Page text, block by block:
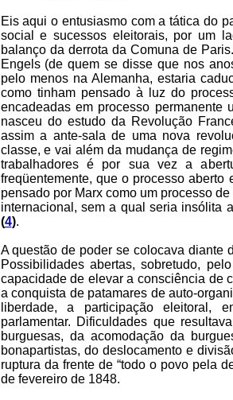
Eis aqui o entusiasmo com a tática do
social e sucessos eleitorais, por um
balanço da derrota da Comuna de
Engels (de quem se disse que nos
pelo menos na Alemanha, estaria
como tinham pensado à luz do
encadeadas em processo
nasceu do estudo da Revolução
assim a ante-sala de uma nova
classe, e vai além da mudança de
trabalhadores é por sua vez a
freqüentemente, que o processo
pensado por Marx como um processo
internacional, sem a qual seria insólita
(4).
A questão de poder se colocava diante
Possibilidades abertas, sobretudo,
capacidade de elevar a consciência de
a conquista de patamares de auto-
liberdade, a participação eleitoral,
parlamentar. Dificuldades que
burguesas, da acomodação da
bonapartistas, do deslocamento e
ruptura da frente de “todo o povo pela
de fevereiro de 1848.